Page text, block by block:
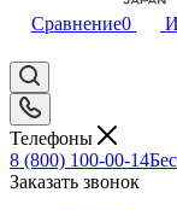
Сравнение0
Телефоны
8 (800) 100-00-14
Заказать звонок